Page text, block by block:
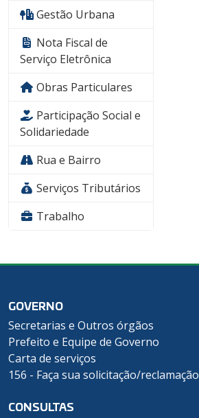
Gestão Urbana
Nota Fiscal de
Serviço Eletrônica
Obras Particulares
Participação Social e
Solidariedade
Rua e Bairro
Serviços Tributários
Trabalho
GOVERNO
Secretarias e Outros órgãos
Prefeito e Equipe de Governo
Carta de serviços
156 - Faça sua solicitação/reclamação
CONSULTAS